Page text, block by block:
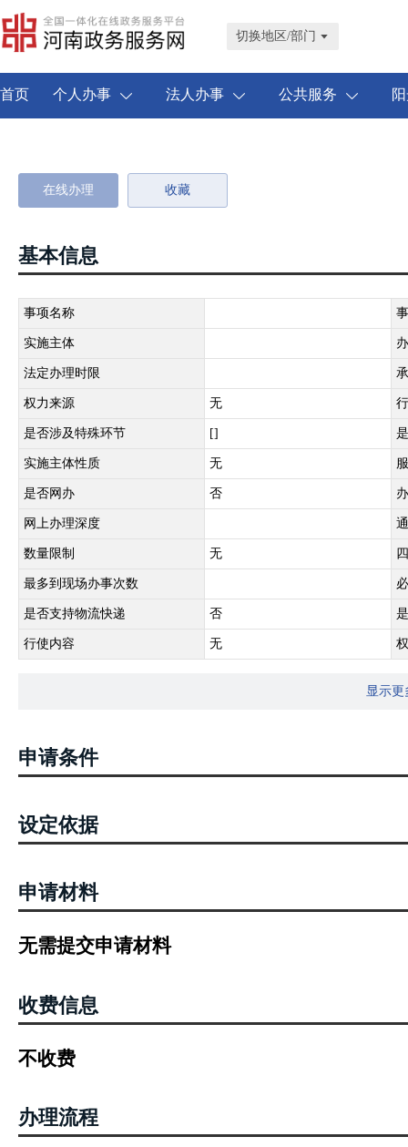
许昌市禹州市 切换地区/部门
首页 个人办事 法人办事 公共服务
在线办理 收藏
基本信息
事项名称
实施主体
法定办理时限
权力来源 无
是否涉及特殊环节 []
实施主体性质 无
是否网办 否
网上办理深度
数量限制 无
最多到现场办事次数
是否支持物流快递 否
行使内容 无
显示更
申请条件
设定依据
申请材料
无需提交申请材料
收费信息
不收费
办理流程